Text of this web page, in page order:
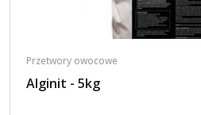
Przetwory owocowe
Alginit - 5kg